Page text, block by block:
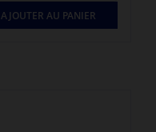
AJOUTER AU PANIER